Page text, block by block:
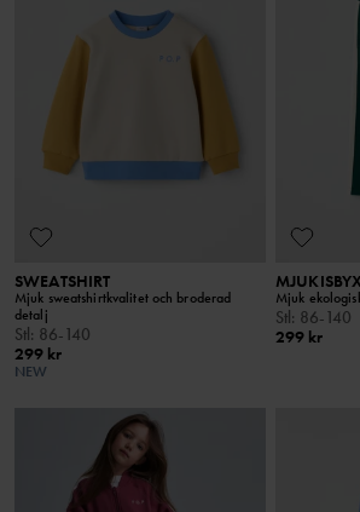
SWEATSHIRT
Mjuk sweatshirtkvalitet och broderad
detalj
Stl: 86-140
299 kr
NEW
Mjuk
Stl: 86-140
299 kr